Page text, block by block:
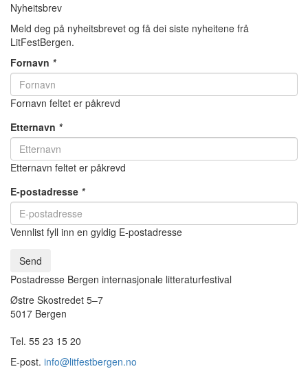
Nyheitsbrev
Meld deg på nyheitsbrevet og få dei siste nyheitene frå
LitFestBergen.
Fornavn *
Fornavn feltet er påkrevd
Etternavn *
Etternavn feltet er påkrevd
E-postadresse *
Vennlist fyll inn en gyldig E-postadresse
Send
Postadresse Bergen internasjonale litteraturfestival
Østre Skostredet 5–7
5017 Bergen
Tel. 55 23 15 20
E-post. info@litfestbergen.no